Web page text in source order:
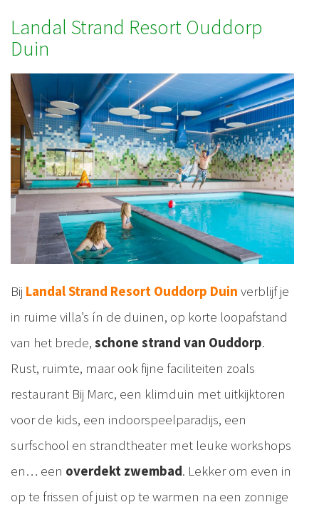
Landal Strand Resort Ouddorp
Duin
Bij Landal Strand Resort Ouddorp Duin verblijf je
in ruime villa’s ín de duinen, op korte loopafstand
van het brede, schone strand van Ouddorp.
Rust, ruimte, maar ook fijne faciliteiten zoals
restaurant Bij Marc, een klimduin met uitkijktoren
voor de kids, een indoorspeelparadijs, een
surfschool en strandtheater met leuke workshops
en… een overdekt zwembad. Lekker om even in
op te frissen of juist op te warmen na een zonnige